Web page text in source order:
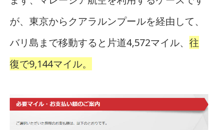
が、東京からクアラルンプールを経由して、
バリ島まで移動すると片道4,572マイル、 往
復で9,144マイル。